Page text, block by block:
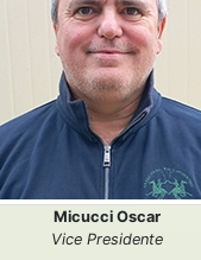
Micucci Oscar
Vice Presidente